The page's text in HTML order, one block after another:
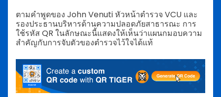
ตามคำพูดของ John Venuti หัวหน้าตำรวจ VCU และ
รองประธานบริหารด้านความปลอดภัยสาธารณะ การ
ใช้รหัส QR ในลักษณะนี้แสดงให้เห็นว่าแผนกมอบความ
สำคัญกับการจับตัวของตำรวจไว้ใจได้แท้